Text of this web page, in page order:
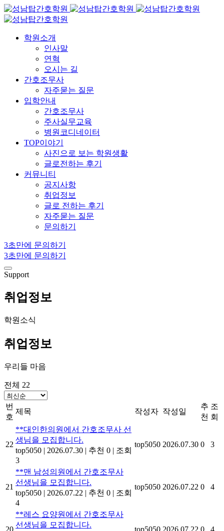
학원소개
인사말
연혁
오시는 길
간호조무사
자주묻는 질문
입학안내
간호조무사
주사실무교육
병원코디네이터
TOP이야기
사진으로 보는 학원생활
글로전하는 후기
커뮤니티
공지사항
취업정보
글로 전하는 후기
자주묻는 질문
문의하기
3초만에 문의하기
3초만에 문의하기
Support
취업정보
학원소식
취업정보
우리들 마음
전체 22
번
호
제목 작성자 작성일
추
천
조
회
22
**대인한의원에서 간호조무사 선
생님을 모집합니다.
top5050 | 2026.07.30 | 추천 0 | 조회
3
top5050 2026.07.30 0 3
21
**맨 남성의원에서 간호조무사
선생님을 모집합니다.
top5050 | 2026.07.22 | 추천 0 | 조회
4
top5050 2026.07.22 0 4
20
**레스 요양원에서 간호조무사
선생님을 모집합니다.
top5050 2026.07.22 0 4